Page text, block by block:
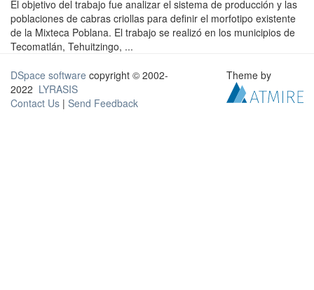
El objetivo del trabajo fue analizar el sistema de producción y las
poblaciones de cabras criollas para definir el morfotipo existente
de la Mixteca Poblana. El trabajo se realizó en los municipios de
Tecomatlán, Tehuitzingo, ...
DSpace software copyright © 2002-
2022 LYRASIS
Contact Us | Send Feedback
Theme by